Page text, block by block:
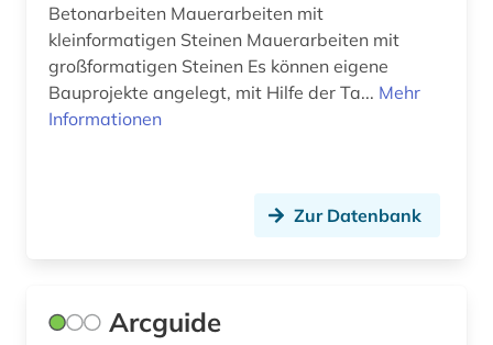
deutschland (ddr) (1)
die lebensbeschreibungen der beruehmtesten
italienischen architekten (1)
Betonarbeiten Mauerarbeiten mit
kleinformatigen Steinen Mauerarbeiten mit
großformatigen Steinen Es können eigene
Bauprojekte angelegt, mit Hilfe der Ta... Mehr
Informationen
Zur Datenbank
Arcguide